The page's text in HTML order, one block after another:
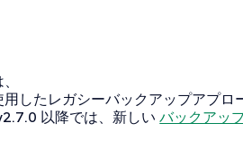
したレガシーバックアップアプロ
以降では、新しいバックアッ